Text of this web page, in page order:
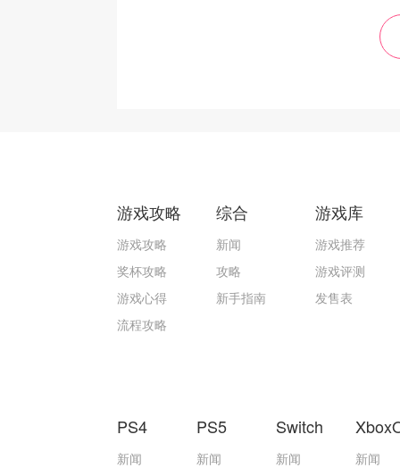
游戏攻略
游戏攻略
奖杯攻略
游戏心得
流程攻略
综合
新闻
攻略
新手指南
游戏库
游戏推荐
游戏评测
发售表
PS4
新闻
PS5
新闻
Switch
新闻 新闻